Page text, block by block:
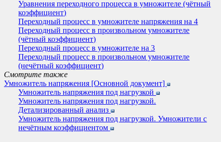
Уравнения переходного процесса в умножителе (чётный
коэффициент)
Переходный процесс в умножителе напряжения на 4
Переходный процесс в произвольном умножителе
(чётный коэффициент)
Переходный процесс в умножителе на 3
Переходный процесс в произвольном умножителе
(нечётный коэффициент)
Смотрите также
Умножитель напряжения [Основной документ]
Умножитель напряжения под нагрузкой
Умножитель напряжения под нагрузкой.
Детализированный анализ
Умножитель напряжения под нагрузкой. Умножители с
нечётным коэффициентом